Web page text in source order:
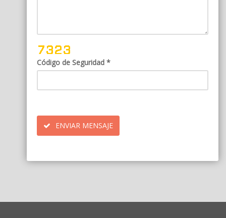
Código de Seguridad *
ENVIAR MENSAJE